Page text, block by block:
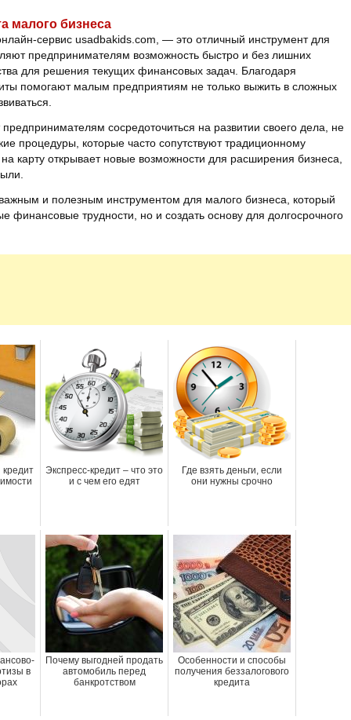
малого бизнеса
сервис usadbakids.com, — это отличный инструмент для
предпринимателям возможность быстро и без лишних
для решения текущих финансовых задач. Благодаря
помогают малым предприятиям не только выжить в сложных
сосредоточиться на развитии своего дела, не
процедуры, которые часто сопутствуют традиционному
карту открывает новые возможности для расширения бизнеса,
и полезным инструментом для малого бизнеса, который
финансовые трудности, но и создать основу для долгосрочного
кредит
Экспресс-кредит – что это
и с чем его едят
Где взять деньги, если
они нужны срочно
в
Почему выгодней продать
автомобиль перед
банкротством
Особенности и способы
получения беззалогового
кредита